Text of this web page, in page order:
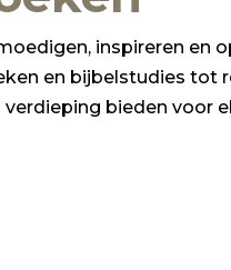
inspireren en
en bijbelstudies tot
bieden voor